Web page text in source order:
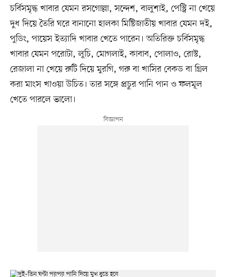
চর্বিসমৃদ্ধ খাবার যেমন রসগোল্লা, সন্দেশ, বালুশাই, পেস্ট্রি না খেয়ে
দুধ দিয়ে তৈরি ঘরে বানানো হালকা মিষ্টিজাতীয় খাবার যেমন দই,
পুডিং, পায়েস ইত্যাদি খাবার খেতে পারেন। অতিরিক্ত চর্বিসমৃদ্ধ
খাবার যেমন পরোটা, লুচি, মোগলাই, কাবাব, পোলাও, রোস্ট,
রেজালা না খেয়ে রুটি দিয়ে মুরগি, গরু বা খাসির বেকড বা গ্রিল
করা মাংস খাওয়া উচিত। তার সঙ্গে প্রচুর পানি পান ও ফলমূল
খেতে পারলে ভালো।